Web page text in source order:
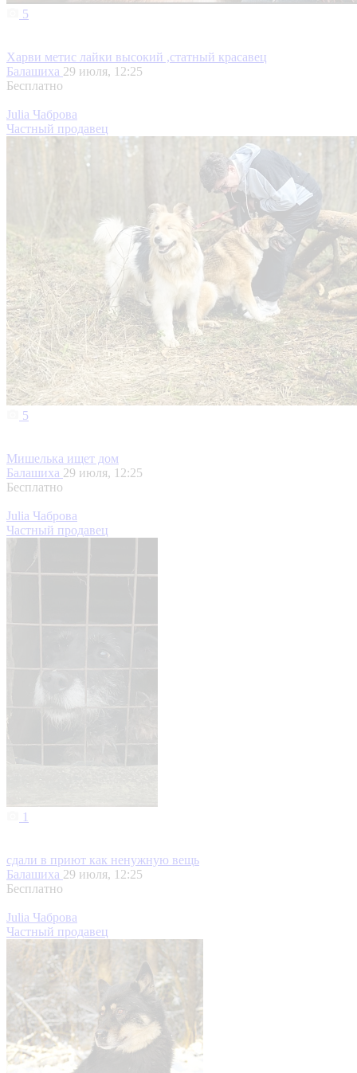
5
Харви метис лайки высокий ,статный красавец
Балашиха 29 июля, 12:25
Бесплатно
Julia Чаброва
Частный продавец
5
Мишелька ищет дом
Балашиха 29 июля, 12:25
Бесплатно
Julia Чаброва
Частный продавец
1
сдали в приют как ненужную вещь
Балашиха 29 июля, 12:25
Бесплатно
Julia Чаброва
Частный продавец